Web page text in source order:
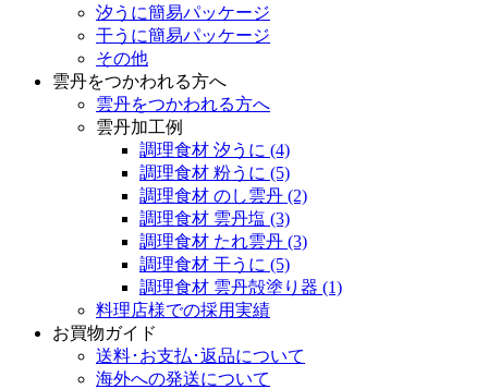
汐うに簡易パッケージ
干うに簡易パッケージ
その他
雲丹をつかわれる方へ
雲丹をつかわれる方へ
雲丹加工例
調理食材 汐うに (4)
調理食材 粉うに (5)
調理食材 のし雲丹 (2)
調理食材 雲丹塩 (3)
調理食材 たれ雲丹 (3)
調理食材 干うに (5)
調理食材 雲丹殻塗り器 (1)
料理店様での採用実績
お買物ガイド
送料･お支払･返品について
海外への発送について